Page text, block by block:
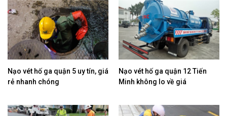
Nạo vét hố ga quận 5 uy tín, giá
rẻ nhanh chóng
Nạo vét hố ga quận 12 Tiến
Minh không lo về giá